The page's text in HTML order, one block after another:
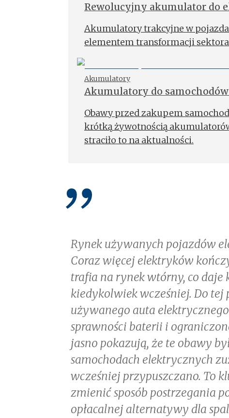
Rewolucyjny akumulator do
Akumulatory trakcyjne w
elementem transformacji
Akumulatory
Akumulatory do
Obawy przed zakupem
krótką żywotnością
straciło to na aktualności.
Rynek używanych pojazdów
Coraz więcej elektryków
trafia na rynek wtórny, co
kiedykolwiek wcześniej. Do tej
używanego auta
sprawności baterii i
jasno pokazują, że te obawy
samochodach elektrycznych
wcześniej przypuszczano. To
zmienić sposób postrzegania
opłacalnej alternatywy dla